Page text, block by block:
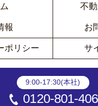
不
報 お
ポリシー サ
9:00-17:30(本社)
0120-801-406